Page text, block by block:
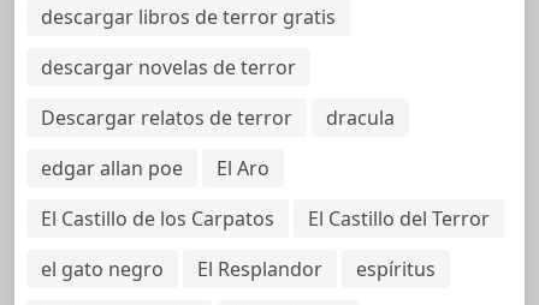
descargar libros de terror gratis
descargar novelas de terror
Descargar relatos de terror
dracula
edgar allan poe
El Aro
El Castillo de los Carpatos
El Castillo del Terror
el gato negro
El Resplandor
espíritus